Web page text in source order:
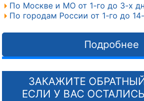
По Москве и МО от 1-го до 3-х
По городам России от 1-го до
Подробнее
ЗАКАЖИТЕ
ЕСЛИ У ВАС